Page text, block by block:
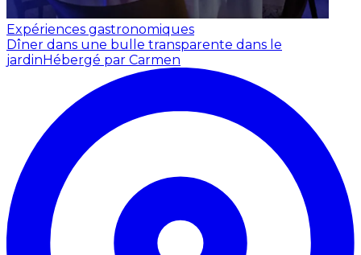
Expériences gastronomiques
Dîner dans une bulle transparente dans le
jardinHébergé par Carmen